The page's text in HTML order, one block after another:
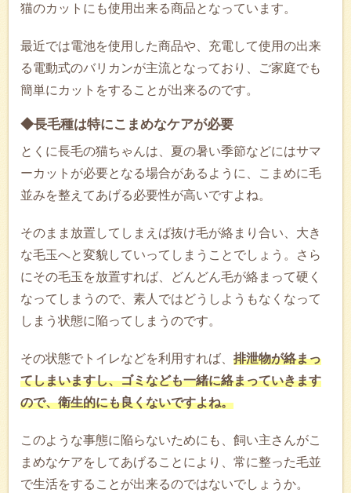
猫のカットにも使用出来る商品となっています。
最近では電池を使用した商品や、充電して使用の出来
る電動式のバリカンが主流となっており、ご家庭でも
簡単にカットをすることが出来るのです。
◆長毛種は特にこまめなケアが必要
とくに長毛の猫ちゃんは、夏の暑い季節などにはサマ
ーカットが必要となる場合があるように、こまめに毛
並みを整えてあげる必要性が高いですよね。
そのまま放置してしまえば抜け毛が絡まり合い、大き
な毛玉へと変貌していってしまうことでしょう。さら
にその毛玉を放置すれば、どんどん毛が絡まって硬く
なってしまうので、素人ではどうしようもなくなって
しまう状態に陥ってしまうのです。
その状態でトイレなどを利用すれば、 排泄物が絡まっ
てしまいますし、ゴミなども一緒に絡まっていきます
ので、衛生的にも良くないですよね。
このような事態に陥らないためにも、飼い主さんがこ
まめなケアをしてあげることにより、常に整った毛並
で生活をすることが出来るのではないでしょうか。